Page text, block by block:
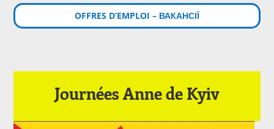
OFFRES D’EMPLOI – ВАКАНСІЇ
Journées Anne de Kyiv